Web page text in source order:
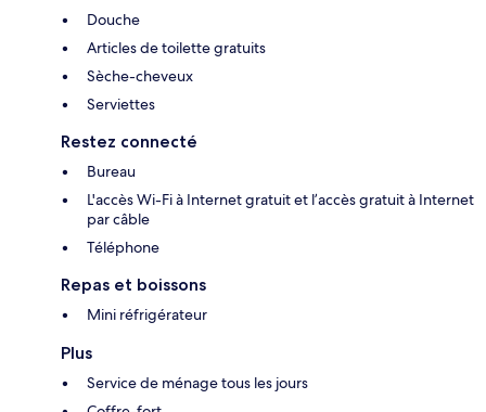
Douche
Articles de toilette gratuits
Sèche-cheveux
Serviettes
Restez connecté
Bureau
L'accès Wi-Fi à Internet gratuit et l’accès gratuit à Internet
par câble
Téléphone
Repas et boissons
Mini réfrigérateur
Plus
Service de ménage tous les jours